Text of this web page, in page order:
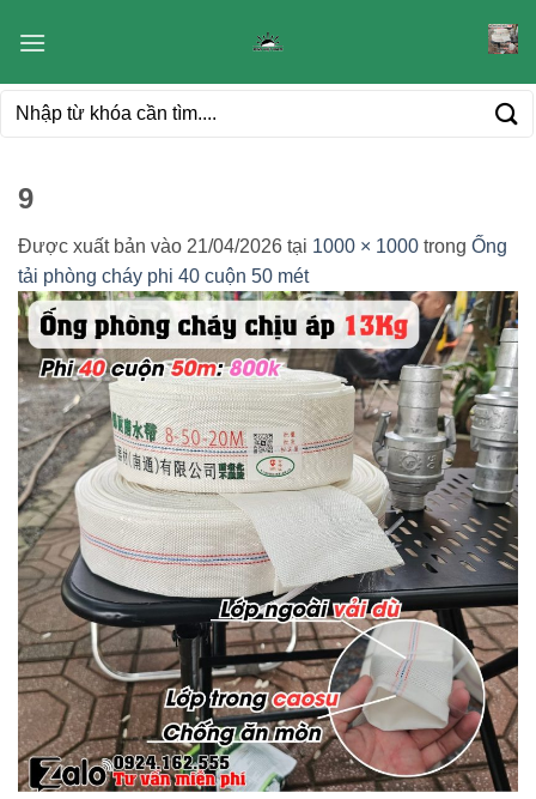
qua
dung
Tìm
9
Được xuất bản vào 21/04/2026 tại 1000 × 1000 trong Ống
tải phòng cháy phi 40 cuộn 50 mét